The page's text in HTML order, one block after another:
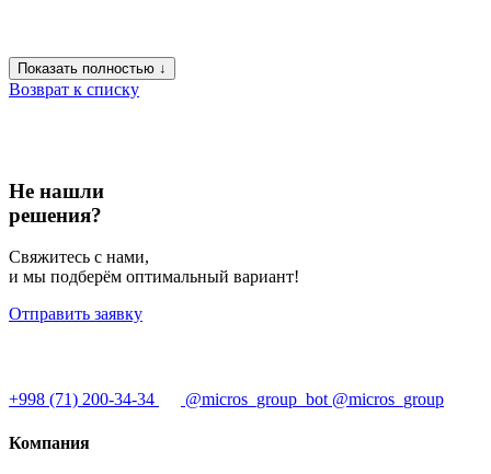
Показать полностью ↓
Возврат к списку
Не нашли
решения?
Свяжитесь с нами,
и мы подберём оптимальный вариант!
Отправить заявку
+998 (71) 200-34-34 @micros_group_bot @micros_group
Компания